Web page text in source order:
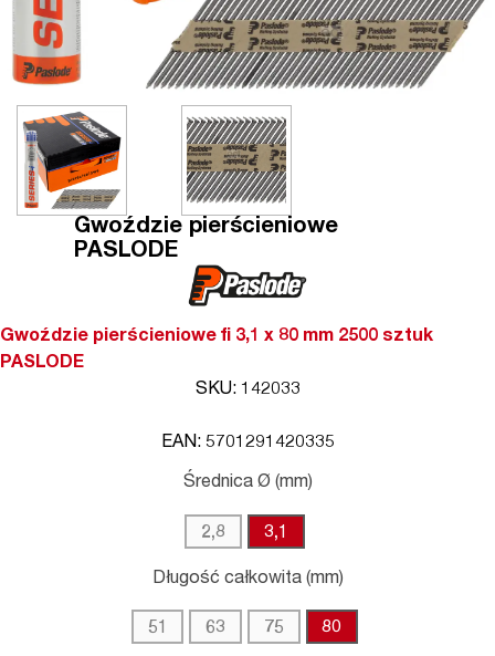
Gwoździe pierścieniowe
PASLODE
Gwoździe pierścieniowe fi 3,1 x 80 mm 2500 sztuk
PASLODE
SKU: 142033
EAN: 5701291420335
Średnica Ø (mm)
2,8 3,1
Długość całkowita (mm)
51 63 75 80